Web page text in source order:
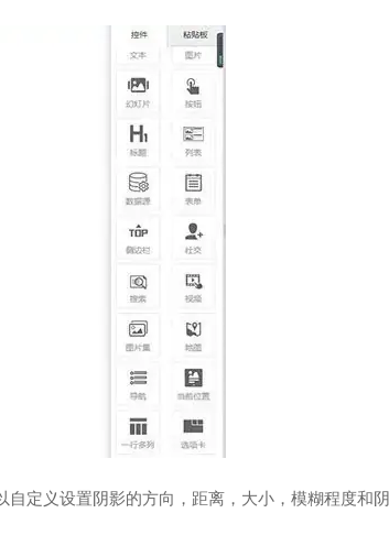
定义设置阴影的方向，距离，大小，模糊程度和阴